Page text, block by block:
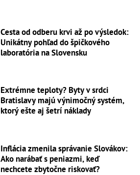
Cesta od odberu krvi až po výsledok:
Unikátny pohľad do špičkového
laboratória na Slovensku
Extrémne teploty? Byty v srdci
Bratislavy majú výnimočný systém,
ktorý ešte aj šetrí náklady
Inflácia zmenila správanie Slovákov:
Ako narábať s peniazmi, keď
nechcete zbytočne riskovať?